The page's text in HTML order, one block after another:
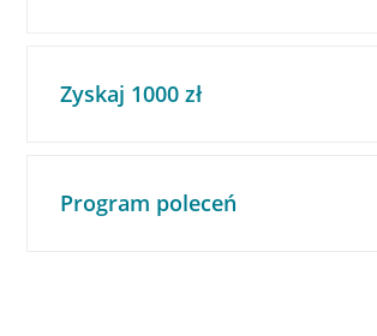
Zyskaj 1000 zł
Program poleceń